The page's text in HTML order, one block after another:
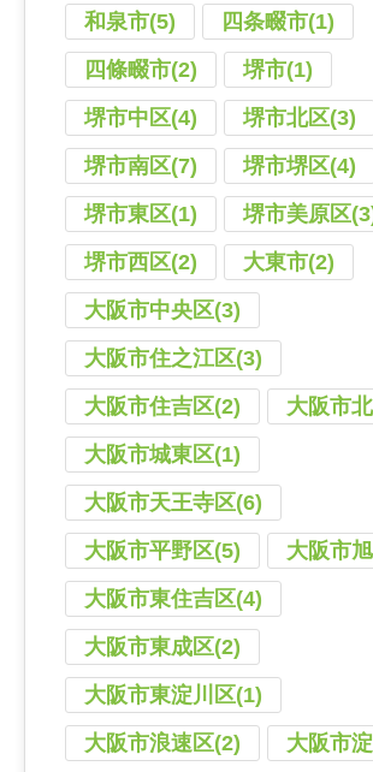
和泉市(5)
四条畷市(1)
四條畷市(2)
堺市(1)
堺市中区(4)
堺市北区(3)
堺市南区(7)
堺市堺区(4)
堺市東区(1)
堺市美原区
堺市西区(2)
大東市(2)
大阪市中央区(3)
大阪市住之江区(3)
大阪市住吉区(2)
大阪市
大阪市城東区(1)
大阪市天王寺区(6)
大阪市平野区(5)
大阪市
大阪市東住吉区(4)
大阪市東成区(2)
大阪市東淀川区(1)
大阪市浪速区(2)
大阪市